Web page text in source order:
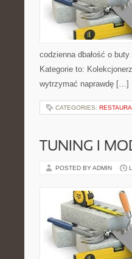
codzienna dbałość o
Kategorie to:
wytrzymać naprawdę […]
CATEGORIES:
TUNING I
POSTED BY ADMIN